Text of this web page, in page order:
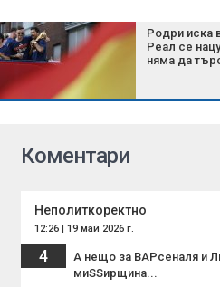
Родри иска
Реал се
няма да
Коментари
Неполиткоректно
12:26 | 19 май 2026 г.
4
А нещо за ВАРсеналя и
миSSирщина...